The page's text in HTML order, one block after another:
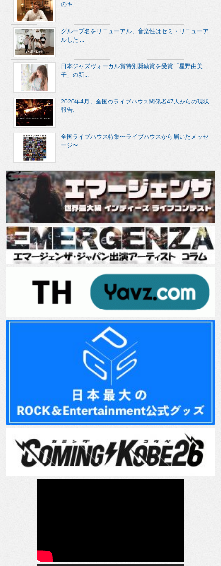
のキ...
グループ名をリニューアル、音楽性はセミ・リニューア
ルした ...
日本ジャズヴォーカル賞特別奨励賞を受賞「星野由美
子」の新...
2020年4月、全国のライブハウス関係者47人からの現状
報告。
全国ライブハウス特集〜ライブハウスから届いたメッセ
ージ〜